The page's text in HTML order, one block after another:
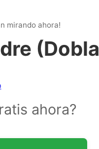
mirando ahora!
ahora?